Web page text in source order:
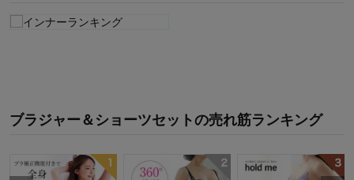
ブラジャー＆ショーツセットの売れ筋ランキング